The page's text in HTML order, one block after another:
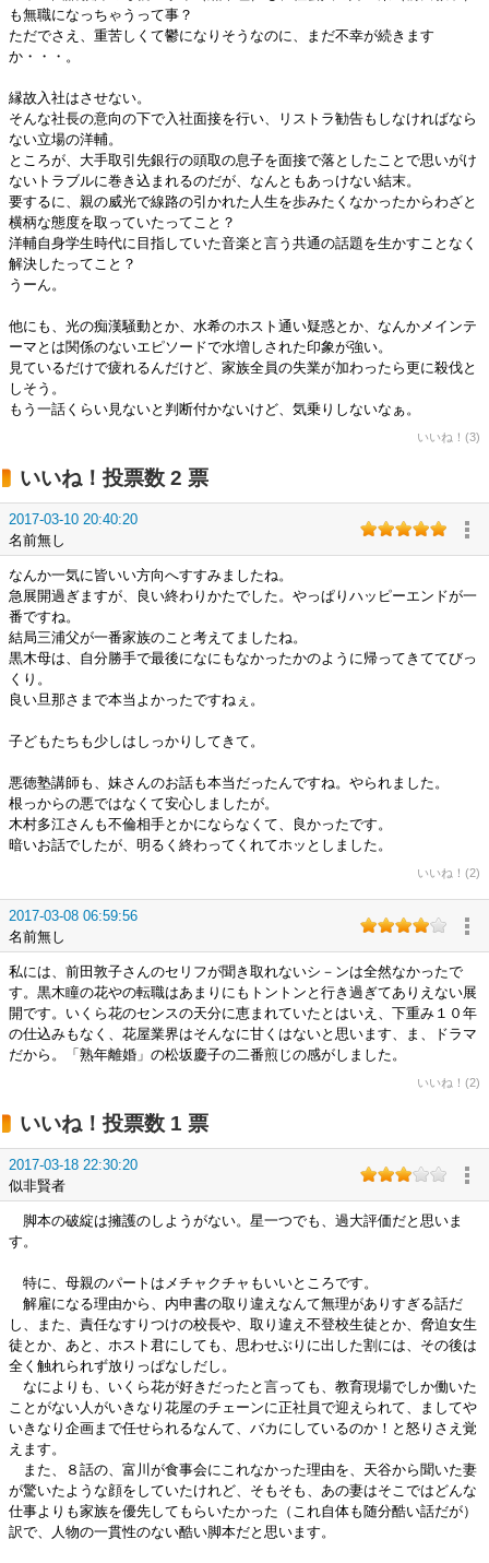
も無職になっちゃうって事？
ただでさえ、重苦しくて鬱になりそうなのに、まだ不幸が続きます
か・・・。
縁故入社はさせない。
そんな社長の意向の下で入社面接を行い、リストラ勧告もしなければなら
ない立場の洋輔。
ところが、大手取引先銀行の頭取の息子を面接で落としたことで思いがけ
ないトラブルに巻き込まれるのだが、なんともあっけない結末。
要するに、親の威光で線路の引かれた人生を歩みたくなかったからわざと
横柄な態度を取っていたってこと？
洋輔自身学生時代に目指していた音楽と言う共通の話題を生かすことなく
解決したってこと？
うーん。
他にも、光の痴漢騒動とか、水希のホスト通い疑惑とか、なんかメインテ
ーマとは関係のないエピソードで水増しされた印象が強い。
見ているだけで疲れるんだけど、家族全員の失業が加わったら更に殺伐と
しそう。
もう一話くらい見ないと判断付かないけど、気乗りしないなぁ。
いいね！(3)
いいね！投票数 2 票
2017-03-10 20:40:20
名前無し
なんか一気に皆いい方向へすすみましたね。
急展開過ぎますが、良い終わりかたでした。やっぱりハッピーエンドが一
番ですね。
結局三浦父が一番家族のこと考えてましたね。
黒木母は、自分勝手で最後になにもなかったかのように帰ってきててびっ
くり。
良い旦那さまで本当よかったですねぇ。
子どもたちも少しはしっかりしてきて。
悪徳塾講師も、妹さんのお話も本当だったんですね。やられました。
根っからの悪ではなくて安心しましたが。
木村多江さんも不倫相手とかにならなくて、良かったです。
暗いお話でしたが、明るく終わってくれてホッとしました。
いいね！(2)
2017-03-08 06:59:56
名前無し
私には、前田敦子さんのセリフが聞き取れないシ－ンは全然なかったで
す。黒木瞳の花やの転職はあまりにもトントンと行き過ぎてありえない展
開です。いくら花のセンスの天分に恵まれていたとはいえ、下重み１０年
の仕込みもなく、花屋業界はそんなに甘くはないと思います、ま、ドラマ
だから。「熟年離婚」の松坂慶子の二番煎じの感がしました。
いいね！(2)
いいね！投票数 1 票
2017-03-18 22:30:20
似非賢者
脚本の破綻は擁護のしようがない。星一つでも、過大評価だと思いま
す。
特に、母親のパートはメチャクチャもいいところです。
解雇になる理由から、内申書の取り違えなんて無理がありすぎる話だ
し、また、責任なすりつけの校長や、取り違え不登校生徒とか、脅迫女生
徒とか、あと、ホスト君にしても、思わせぶりに出した割には、その後は
全く触れられず放りっぱなしだし。
なによりも、いくら花が好きだったと言っても、教育現場でしか働いた
ことがない人がいきなり花屋のチェーンに正社員で迎えられて、ましてや
いきなり企画まで任せられるなんて、バカにしているのか！と怒りさえ覚
えます。
また、８話の、富川が食事会にこれなかった理由を、天谷から聞いた妻
が驚いたような顔をしていたけれど、そもそも、あの妻はそこではどんな
仕事よりも家族を優先してもらいたかった（これ自体も随分酷い話だが）
訳で、人物の一貫性のない酷い脚本だと思います。